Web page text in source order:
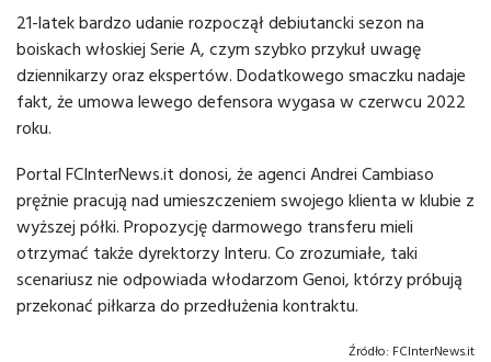
21-latek bardzo udanie rozpoczął debiutancki sezon na
boiskach włoskiej Serie A, czym szybko przykuł uwagę
dziennikarzy oraz ekspertów. Dodatkowego smaczku nadaje
fakt, że umowa lewego defensora wygasa w czerwcu 2022
roku.
Portal FCInterNews.it donosi, że agenci Andrei Cambiaso
prężnie pracują nad umieszczeniem swojego klienta w klubie z
wyższej półki. Propozycję darmowego transferu mieli
otrzymać także dyrektorzy Interu. Co zrozumiałe, taki
scenariusz nie odpowiada włodarzom Genoi, którzy próbują
przekonać piłkarza do przedłużenia kontraktu.
Źródło: FCInterNews.it